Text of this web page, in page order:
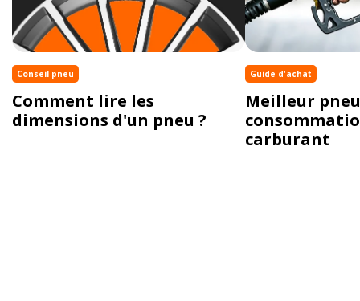
Conseil pneu
Comment lire les
dimensions d'un pneu ?
Guide d'achat
Meilleur
carburant